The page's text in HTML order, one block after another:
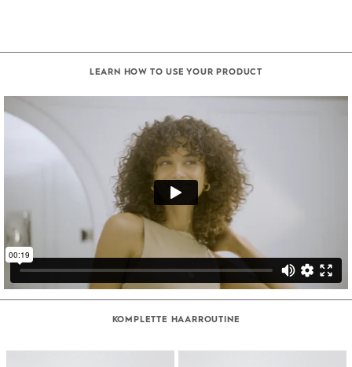
LEARN HOW TO USE YOUR PRODUCT
KOMPLETTE HAARROUTINE